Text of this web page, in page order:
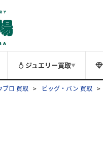
ジュエリー買取▼
ブロ 買取 ビッグ・バン 買取